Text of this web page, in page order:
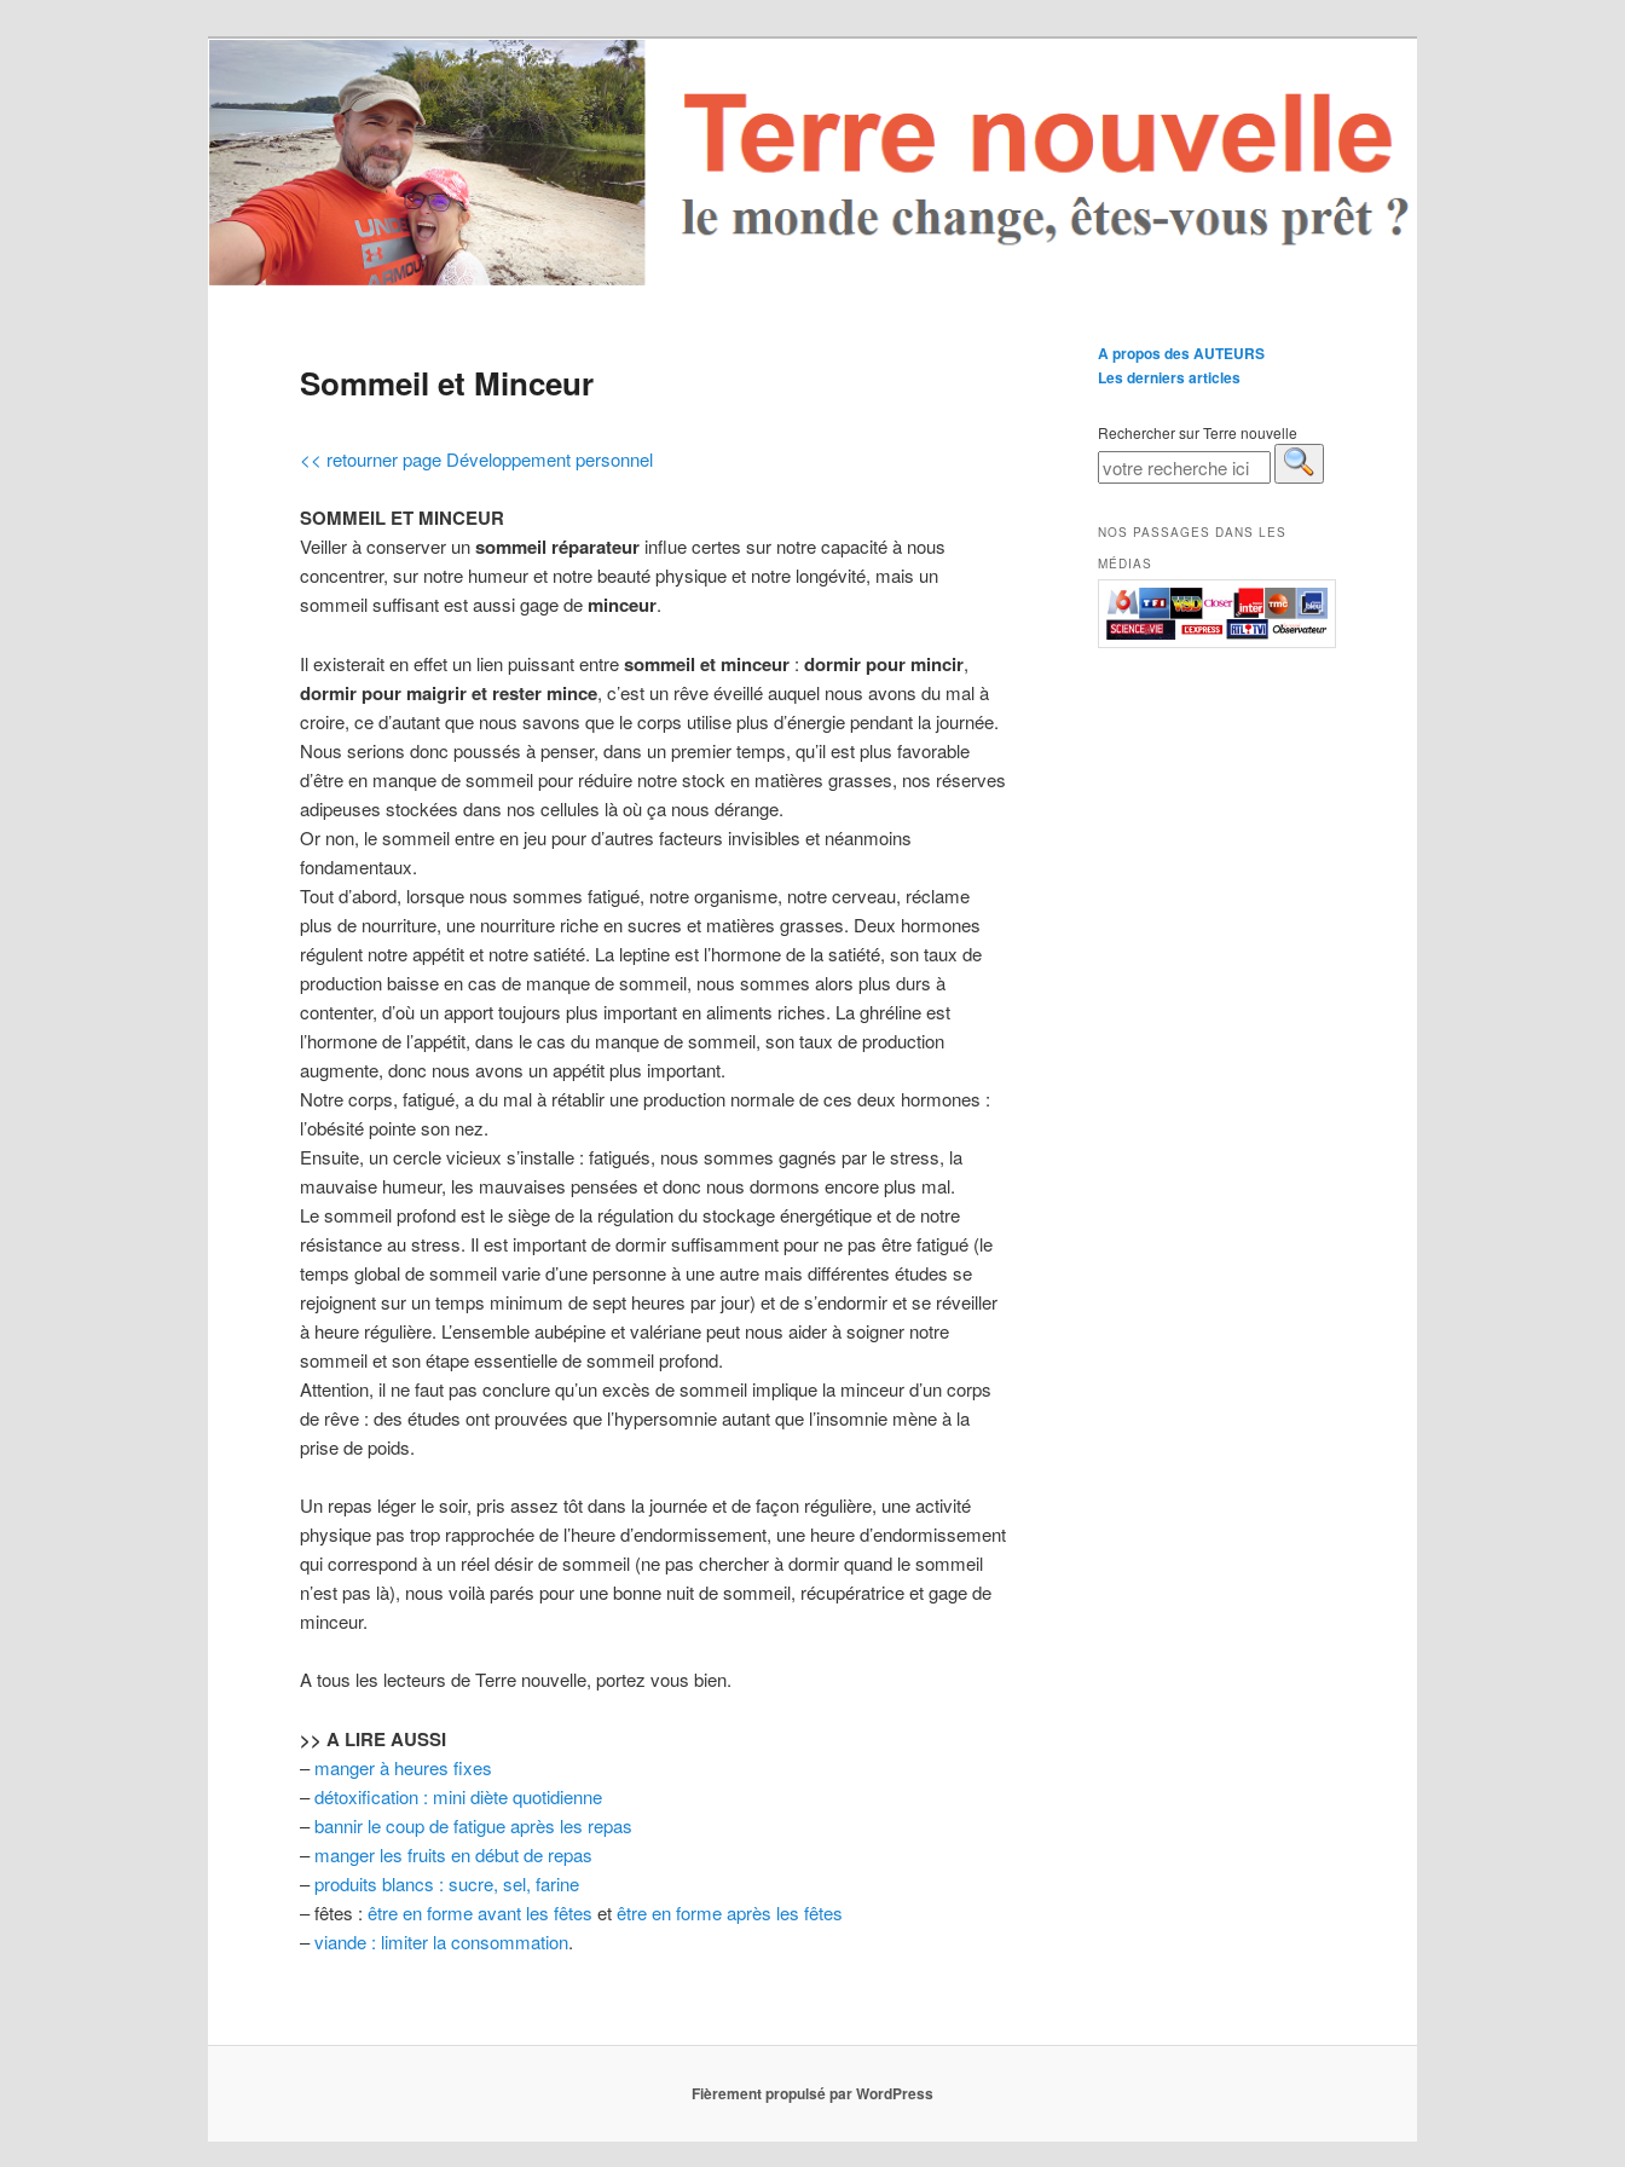
Sommeil et Minceur
<< retourner page Développement personnel
SOMMEIL ET MINCEUR
Veiller à conserver unsommeil réparateur influe certes sur notre capacité à nous
concentrer, sur notre humeur et notre beauté physique et notre longévité, mais un
sommeil suffisant est aussi gage de minceur.
Il existerait en effet un lien puissant entresommeil et minceur : dormir pour mincir,
dormir pour maigrir et rester mince, c’est un rêve éveillé auquel nous avons du mal à
croire, ce d’autant que nous savons que le corps utilise plus d’énergie pendant la journée.
Nous serions donc poussés à penser, dans un premier temps, qu’il est plus favorable
d’être en manque de sommeil pour réduire notre stock en matières grasses, nos réserves
adipeuses stockées dans nos cellules là où ça nous dérange.
Or non, le sommeil entre en jeu pour d’autres facteurs invisibles et néanmoins
fondamentaux.
Tout d’abord, lorsque nous sommes fatigué, notre organisme, notre cerveau, réclame
plus de nourriture, une nourriture riche en sucres et matières grasses. Deux hormones
régulent notre appétit et notre satiété. La leptine est l’hormone de la satiété, son taux de
production baisse en cas de manque de sommeil, nous sommes alors plus durs à
contenter, d’où un apport toujours plus important en aliments riches. La ghréline est
l’hormone de l’appétit, dans le cas du manque de sommeil, son taux de production
augmente, donc nous avons un appétit plus important.
Notre corps, fatigué, a du mal à rétablir une production normale de ces deux hormones :
l’obésité pointe son nez.
Ensuite, un cercle vicieux s’installe : fatigués, nous sommes gagnés par le stress, la
mauvaise humeur, les mauvaises pensées et donc nous dormons encore plus mal.
Le sommeil profond est le siège de la régulation du stockage énergétique et de notre
résistance au stress. Il est important de dormir suffisamment pour ne pas être fatigué (le
temps global de sommeil varie d’une personne à une autre mais différentes études se
rejoignent sur un temps minimum de sept heures par jour) et de s’endormir et se réveiller
à heure régulière. L’ensemble aubépine et valériane peut nous aider à soigner notre
sommeil et son étape essentielle de sommeil profond.
Attention, il ne faut pas conclure qu’un excès de sommeil implique la minceur d’un corps
de rêve : des études ont prouvées que l’hypersomnie autant que l’insomnie mène à la
prise de poids.
Un repas léger le soir, pris assez tôt dans la journée et de façon régulière, une activité
physique pas trop rapprochée de l’heure d’endormissement, une heure d’endormissement
qui correspond à un réel désir de sommeil (ne pas chercher à dormir quand le sommeil
n’est pas là), nous voilà parés pour une bonne nuit de sommeil, récupératrice et gage de
minceur.
A tous les lecteurs de Terre nouvelle, portez vous bien.
>> A LIRE AUSSI
–manger à heures fixes
–détoxification : mini diète quotidienne
–bannir le coup de fatigue après les repas
–manger les fruits en début de repas
–produits blancs : sucre, sel, farine
– fêtes : être en forme avant les fêtes etêtre en forme après les fêtes
–viande : limiter la consommation.
A propos des AUTEURS
Les derniers articles
Rechercher sur Terre nouvelle
NOS PASSAGES DANS LES
MÉDIAS
Fièrement propulsé par WordPress